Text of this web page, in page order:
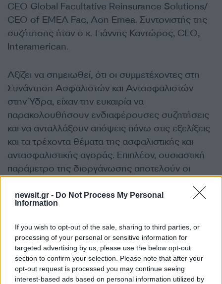
newsit.gr - Do Not Process My Personal
Information
If you wish to opt-out of the sale, sharing to third parties, or
processing of your personal or sensitive information for
targeted advertising by us, please use the below opt-out
section to confirm your selection. Please note that after your
opt-out request is processed you may continue seeing
interest-based ads based on personal information utilized by
CEO Global Facultative Reinsurance Solutions/
CEO of EMEA Fac, Aon Emea. Συντονιστής της
συζήτησης ήταν ο κ. Γιάννης Καντώρος, CEO,
Interamerican.
Αξίζει να σημειωθεί, ότι οι συμμετέχοντες στη
Συνάντηση Ασφαλιστών και Αντασφαλιστών
στην Ύδρα, είχαν την ευκαιρία να
παρακολουθήσουν ενδιαφέρουσες συζητήσεις
και να ανταλλάξουν απόψεις πάνω στις εξελίξεις
και τα τρέχοντα θέματα της ασφαλιστικής και
αντασφαλιστικής αγοράς. Επιπλέον, ουσιαστική
παράμετρο της διοργάνωσης αποτελούν οι
αυτής με στόχο την ενίσχυση και την ανάπτυξη
συνεργασιών.
Την 22η Συνάντηση Ασφαλιστών &
Αντασφαλιστών στήριξαν οι Χορηγοί των
εκδηλώσεων AON REINSURANCE
SOLUTIONS, η CARPENTER TURNER, η